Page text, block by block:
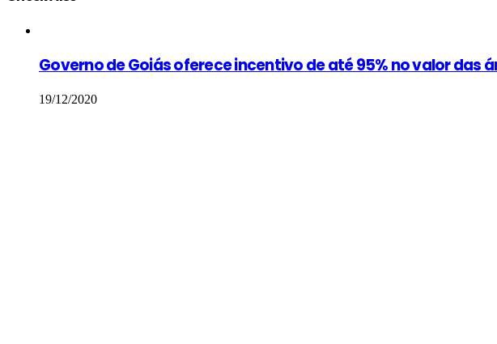
Close
Governo de Goiás oferece incentivo de até 95% no valor das
19/12/2020